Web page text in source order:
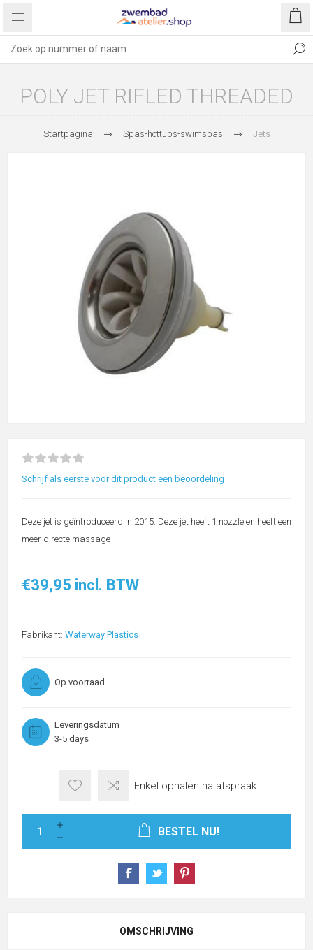
POLY JET RIFLED THREADED
Startpagina Spas-hottubs-swimspas Jets
Schrijf als eerste voor dit product een beoordeling
Deze jet is geïntroduceerd in 2015. Deze jet heeft 1 nozzle en heeft een
meer directe massage
€39,95 incl. BTW
Fabrikant: Waterway Plastics
Op voorraad
Leveringsdatum
3-5 days
Enkel ophalen na afspraak
BESTEL NU!
OMSCHRIJVING